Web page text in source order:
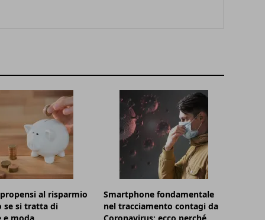
al risparmio
se si tratta di
Smartphone fondamentale
nel tracciamento contagi da